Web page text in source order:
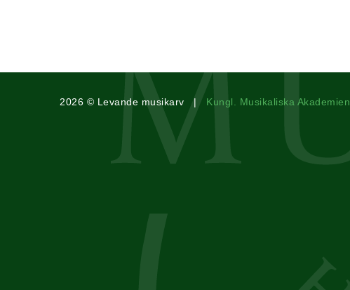
2026 © Levande musikarv | Kungl. Musikaliska Akademien